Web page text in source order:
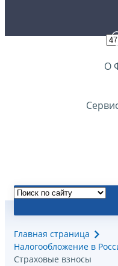
О
Главная страница
Налогообложение в
Страховые взносы